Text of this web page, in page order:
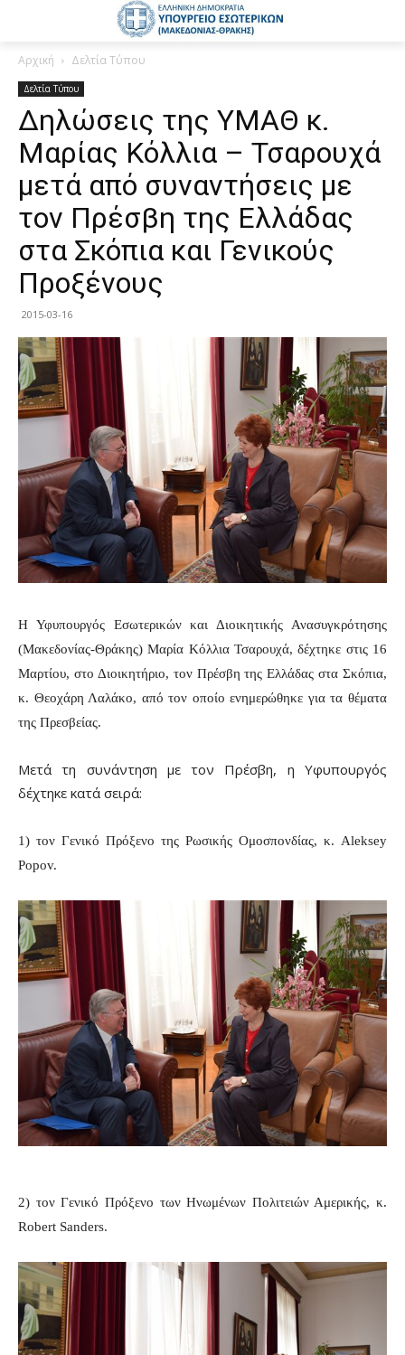
Αρχική Δελτία Τύπου
Δελτία Τύπου
Δηλώσεις της ΥΜΑΘ κ.
Μαρίας Κόλλια – Τσαρουχά
μετά από συναντήσεις με
τον Πρέσβη της Ελλάδας
στα Σκόπια και Γενικούς
Προξένους
2015-03-16
Η Υφυπουργός Εσωτερικών και Διοικητικής Ανασυγκρότησης
(Μακεδονίας-Θράκης) Μαρία Κόλλια Τσαρουχά, δέχτηκε στις 16
Μαρτίου, στο Διοικητήριο, τον Πρέσβη της Ελλάδας στα Σκόπια,
κ. Θεοχάρη Λαλάκο, από τον οποίο ενημερώθηκε για τα θέματα
της Πρεσβείας.
Μετά τη συνάντηση με τον Πρέσβη, η Υφυπουργός
δέχτηκε κατά σειρά:
1) τον Γενικό Πρόξενο της Ρωσικής Ομοσπονδίας, κ. Aleksey
Popov.
2) τον Γενικό Πρόξενο των Ηνωμένων Πολιτειών Αμερικής, κ.
Robert Sanders.